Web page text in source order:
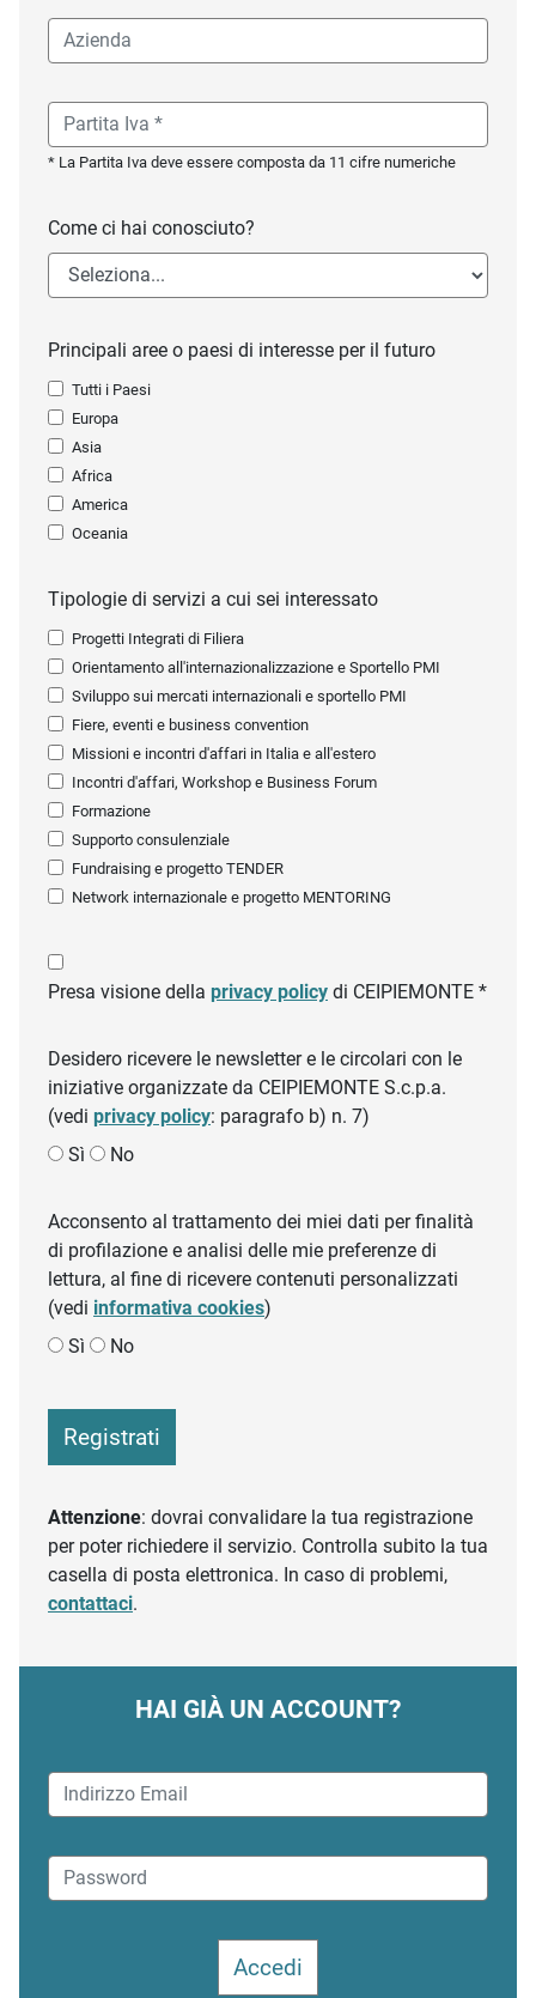
* La Partita Iva deve essere composta da 11 cifre numeriche
Come ci hai conosciuto?
Principali aree o paesi di interesse per il futuro
Tutti i Paesi
Europa
Asia
Africa
America
Oceania
Tipologie di servizi a cui sei interessato
Progetti Integrati di Filiera
Orientamento all'internazionalizzazione e Sportello PMI
Sviluppo sui mercati internazionali e sportello PMI
Fiere, eventi e business convention
Missioni e incontri d'affari in Italia e all'estero
Incontri d'affari, Workshop e Business Forum
Formazione
Supporto consulenziale
Fundraising e progetto TENDER
Network internazionale e progetto MENTORING
Presa visione della privacy policy di CEIPIEMONTE *
Desidero ricevere le newsletter e le circolari con le
iniziative organizzate da CEIPIEMONTE S.c.p.a.
(vedi privacy policy: paragrafo b) n. 7)
Sì
No
Acconsento al trattamento dei miei dati per finalità
di profilazione e analisi delle mie preferenze di
lettura, al fine di ricevere contenuti personalizzati
(vedi informativa cookies)
Sì
No
Registrati
Attenzione: dovrai convalidare la tua registrazione
per poter richiedere il servizio. Controlla subito la tua
casella di posta elettronica. In caso di problemi,
contattaci.
HAI GIÀ UN ACCOUNT?